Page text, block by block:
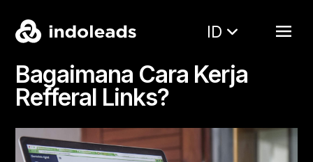
ID
Bagaimana Cara Kerja
Refferal Links?